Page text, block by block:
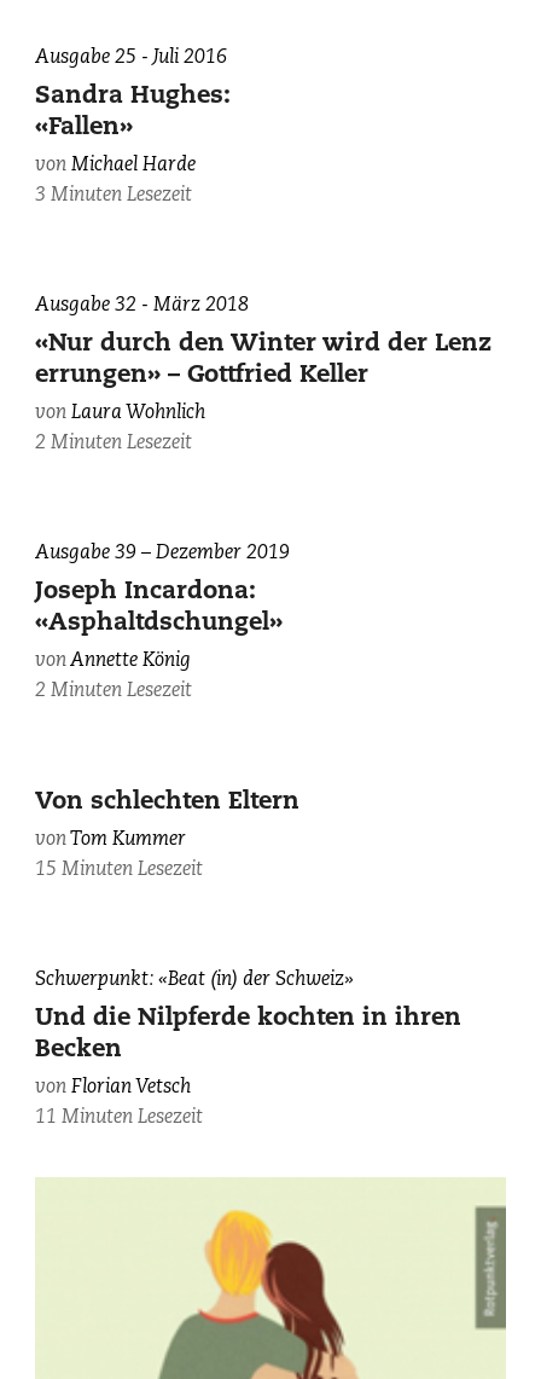
Ausgabe 25 - Juli 2016
Sandra Hughes:
«Fallen»
vonMichael Harde
3 Minuten Lesezeit
zvg.
Ausgabe 32 - März 2018
«Nur durch den Winter wird der Lenz
errungen» – Gottfried Keller
vonLaura Wohnlich
2 Minuten Lesezeit
Ausgabe 39 – Dezember 2019
Joseph Incardona:
«Asphaltdschungel»
vonAnnette König
2 Minuten Lesezeit
Illustration
Michael
Raaflaub.
Von schlechten Eltern
vonTom Kummer
15 Minuten Lesezeit
William
Burroughs,
photographiert
von
Brion
(Barry
Schwerpunkt: «Beat (in) der Schweiz»
Und die Nilpferde kochten in ihren
Becken
vonFlorian Vetsch
11 Minuten Lesezeit